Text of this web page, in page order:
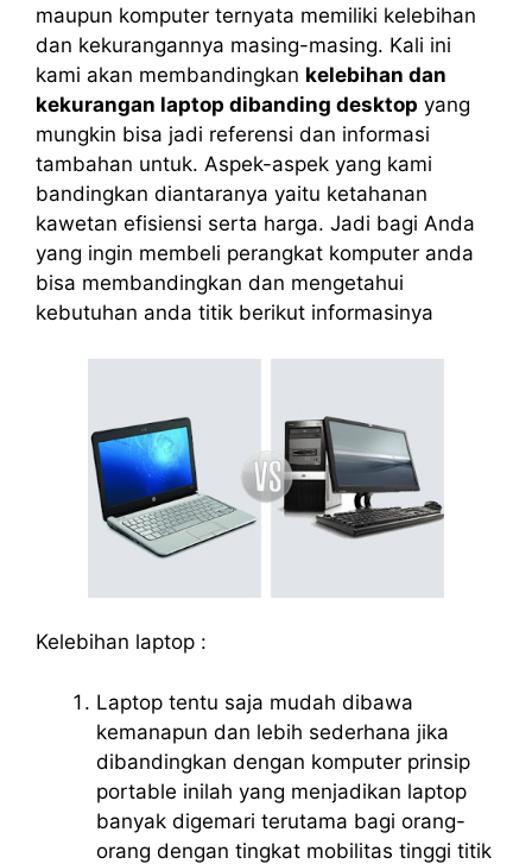
maupun komputer ternyata memiliki kelebihan
dan kekurangannya masing-masing. Kali ini
kami akan membandingkan kelebihan dan
kekurangan laptop dibanding desktop yang
mungkin bisa jadi referensi dan informasi
tambahan untuk. Aspek-aspek yang kami
bandingkan diantaranya yaitu ketahanan
kawetan efisiensi serta harga. Jadi bagi Anda
yang ingin membeli perangkat komputer anda
bisa membandingkan dan mengetahui
kebutuhan anda titik berikut informasinya
Kelebihan laptop :
Laptop tentu saja mudah dibawa
kemanapun dan lebih sederhana jika
dibandingkan dengan komputer prinsip
portable inilah yang menjadikan laptop
banyak digemari terutama bagi orang-
orang dengan tingkat mobilitas tinggi titik